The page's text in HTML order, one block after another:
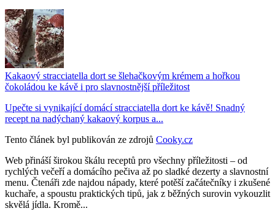
Kakaový stracciatella dort se šlehačkovým krémem a hořkou
čokoládou ke kávě i pro slavnostnější příležitost
Upečte si vynikající domácí stracciatella dort ke kávě! Snadný
recept na nadýchaný kakaový korpus a...
Tento článek byl publikován ze zdrojů Cooky.cz
Web přináší širokou škálu receptů pro všechny příležitosti – od
rychlých večeří a domácího pečiva až po sladké dezerty a slavnostní
menu. Čtenáři zde najdou nápady, které potěší začátečníky i zkušené
kuchaře, a spoustu praktických tipů, jak z běžných surovin vykouzlit
skvělá jídla. Kromě...